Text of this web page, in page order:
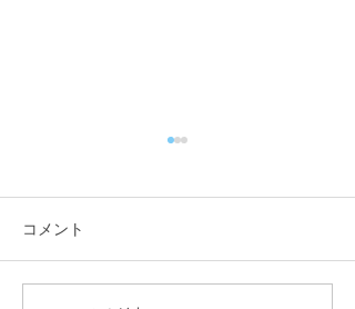
コメント